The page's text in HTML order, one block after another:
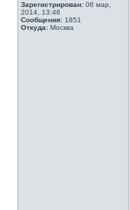
Зарегистрирован: 06 мар,
2014, 13:46
Сообщения: 1851
Откуда: Москва